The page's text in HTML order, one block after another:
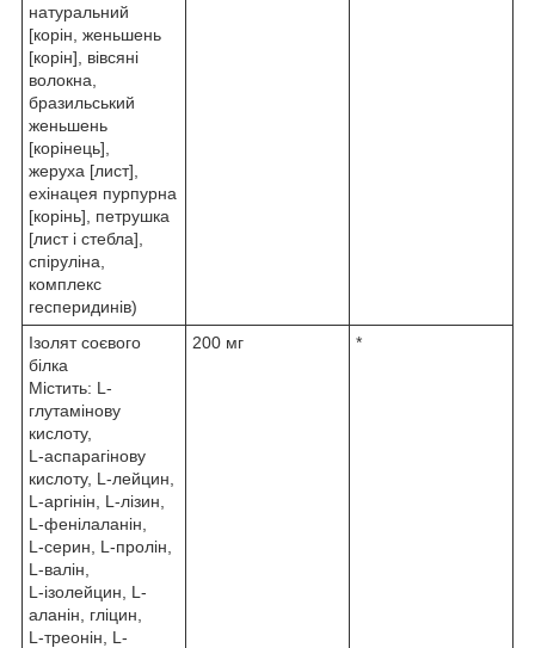
натуральний
[корін, женьшень
[корін], вівсяні
волокна,
бразильський
женьшень
[корінець],
жеруха [лист],
ехінацея пурпурна
[корінь], петрушка
[лист і стебла],
спіруліна,
комплекс
гесперидинів)
Ізолят соєвого
білка
Містить: L-
глутамінову
кислоту,
L-аспарагінову
кислоту, L-лейцин,
L-аргінін, L-лізин,
L-фенілаланін,
L-серин, L-пролін,
L-валін,
L-ізолейцин, L-
аланін, гліцин,
L-треонін, L-
200 мг *